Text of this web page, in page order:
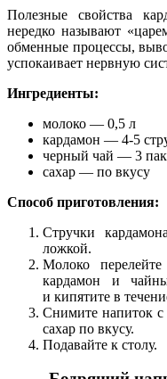
Полезные свойства
нередко называют
обменные процессы,
успокаивает нервную
Ингредиенты:
молоко — 0,5 л
кардамон — 4-5
черный чай — 3
сахар — по вкусу
Способ приготовления:
Стручки
ложкой.
Молоко
кардамон и
и кипятите в
Снимите напиток с
сахар по вкусу.
Подавайте к столу.